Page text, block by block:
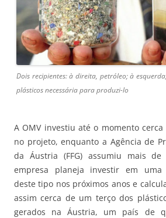
Dois recipientes: à direita, petróleo; à
plásticos necessária para produzi-lo
A OMV investiu até o momento
no projeto, enquanto a Agência de
da Áustria (FFG) assumiu mais
empresa planeja investir em uma
deste tipo nos próximos anos e
assim cerca de um terço dos
gerados na Áustria, um país de